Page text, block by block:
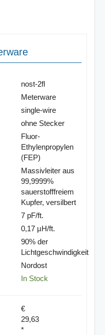
nost-2fl
Meterware
single-wire
ohne Stecker
Fluor-
Ethylenpropylen
(FEP)
Massivleiter aus
99,9999%
sauerstofffreiem
Kupfer, versilbert
7 pF/ft.
0,17 µH/ft.
90% der
Lichtgeschwindigkeit
Nordost
In Stock
€
29,63
*